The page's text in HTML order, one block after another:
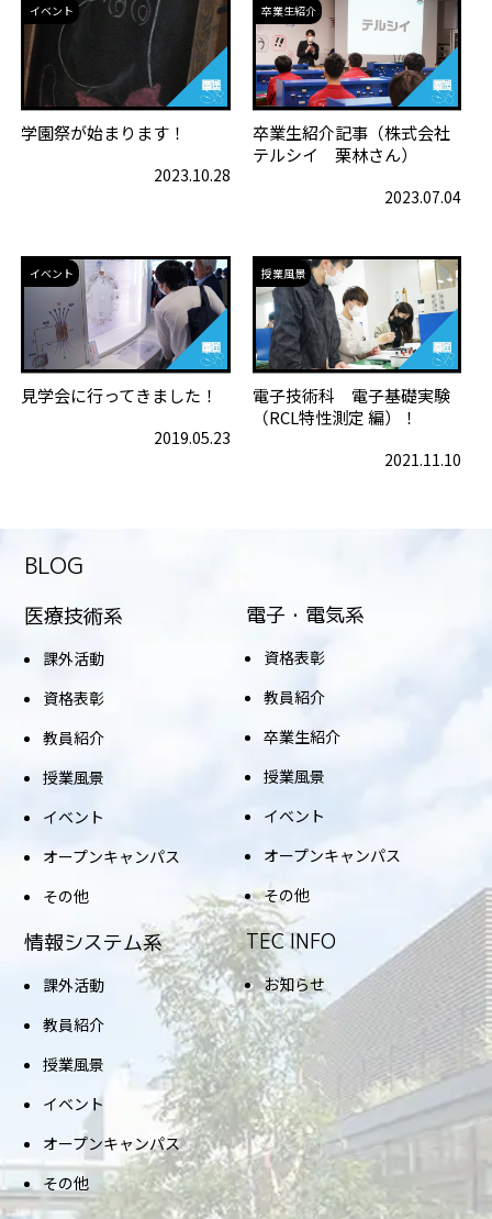
イベント
学園祭が始まります！
2023.10.28
卒業生紹介
卒業生紹介記事（株式会社
テルシイ 栗林さん）
2023.07.04
イベント
見学会に行ってきました！
2019.05.23
授業風景
電子技術科 電子基礎実験
（RCL特性測定 編）！
2021.11.10
BLOG
医療技術系
課外活動
資格表彰
教員紹介
授業風景
イベント
オープンキャンパス
その他
情報システム系
課外活動
教員紹介
授業風景
イベント
オープンキャンパス
その他
電子・電気系
資格表彰
教員紹介
卒業生紹介
授業風景
イベント
オープンキャンパス
その他
TEC INFO
お知らせ